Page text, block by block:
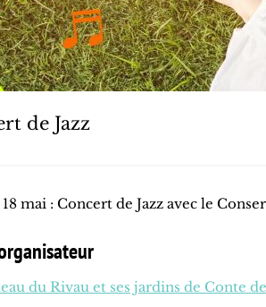
de Jazz
mai : Concert de Jazz avec le
du Rivau et ses jardins de Conte